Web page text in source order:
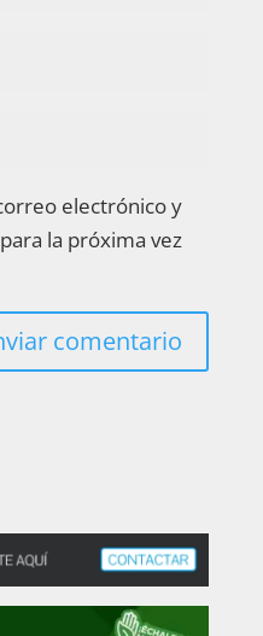
electrónico y
la próxima vez